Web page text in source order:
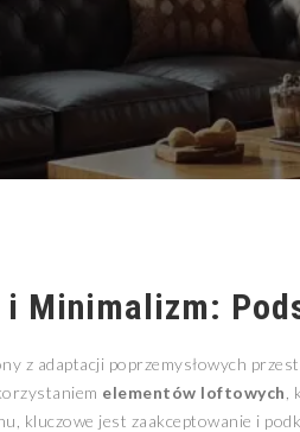
i Minimalizm:
z adaptacji poprzemysłowych
elementów loftowych
kluczowe jest zaakceptowanie i